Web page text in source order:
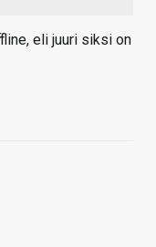
eli juuri siksi on